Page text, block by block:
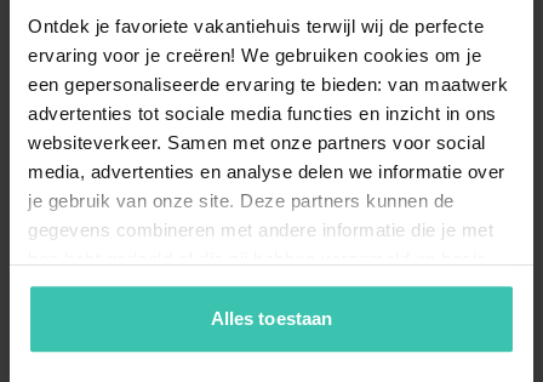
Ontdek je favoriete vakantiehuis terwijl wij de perfecte
ervaring voor je creëren! We gebruiken cookies om je
een gepersonaliseerde ervaring te bieden: van maatwerk
advertenties tot sociale media functies en inzicht in ons
websiteverkeer. Samen met onze partners voor social
media, advertenties en analyse delen we informatie over
je gebruik van onze site. Deze partners kunnen de
gegevens combineren met andere informatie die je met
van je gebruik van hun diensten. Zo zorgen we ervoor dat
jouw vakantiezoektocht soepel en op maat verloopt!
Alles toestaan
können Sie sich auf die Beschreibungen verlassen und
finden so schnell Ihr ideales Domizil.
Warum sollte ich ein Ferienhaus in Loubejac
über Villa for You buchen?
Wir bieten Ihnenpersönliche Beratung und
hohe Servicequalitätvor, während und nach
Ihrem Aufenthalt in Loubejac.